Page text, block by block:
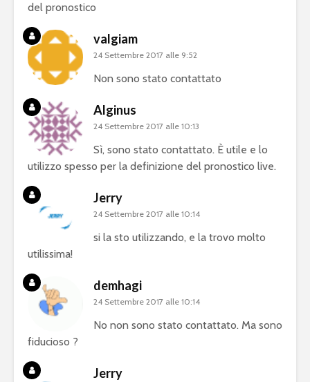
del pronostico
valgiam
24 Settembre 2017 alle 9:52
Non sono stato contattato
Alginus
24 Settembre 2017 alle 10:13
Sì, sono stato contattato. È utile e lo
utilizzo spesso per la definizione del pronostico live.
Jerry
24 Settembre 2017 alle 10:14
si la sto utilizzando, e la trovo molto
utilissima!
demhagi
24 Settembre 2017 alle 10:14
No non sono stato contattato. Ma sono
fiducioso ?
Jerry